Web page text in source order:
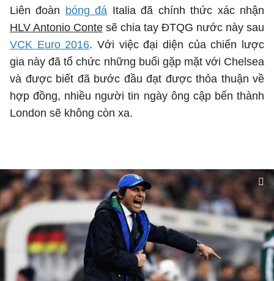
Liên đoàn bóng đá Italia đã chính thức xác nhận
HLV Antonio Conte sẽ chia tay ĐTQG nước này sau
VCK Euro 2016. Với việc đại diện của chiến lược
gia này đã tổ chức những buổi gặp mặt với Chelsea
và được biết đã bước đầu đạt được thỏa thuận về
hợp đồng, nhiều người tin ngày ông cập bến thành
London sẽ không còn xa.